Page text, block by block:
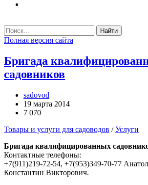
Найти
Полная версия сайта
Бригада
садовников
sadovod
19 марта 2014
7 070
Товары и услуги для садоводов /Услуги
Бригада квалифицированных
Контактные телефоны:
+7(911)219-72-54, +7(953)349-70-77
Константин Викторович.